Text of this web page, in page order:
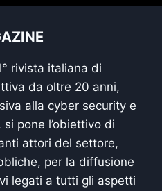
rivista italiana di
da oltre 20 anni,
alla cyber security e
pone l’obiettivo di
attori del settore,
per la diffusione
legati a tutti gli aspetti